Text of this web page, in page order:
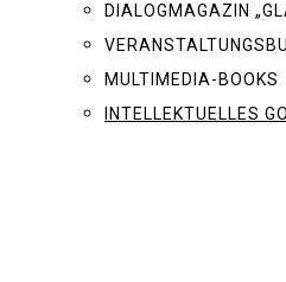
DIALOGMAGAZIN
MULTIMEDIA-BOOKS
INTELLEKTUELLES